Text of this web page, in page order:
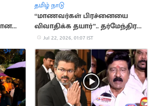
சீமான்
தமிழ் நாடு
“மாணவர்கள் பிரச்னையை
விவாதிக்க தயார்”.. தர்மேந்திர
பிரதான்
Jul 22, 2026, 01:07 IST